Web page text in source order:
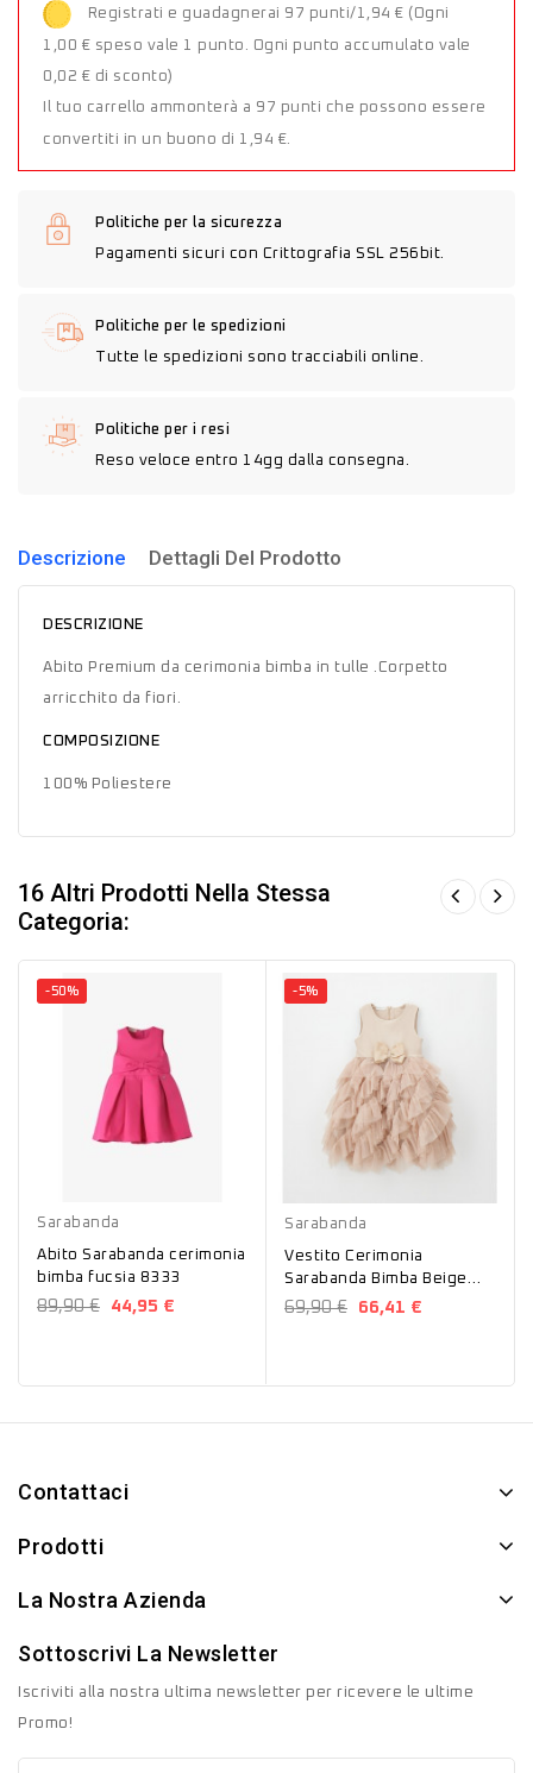
Registrati e guadagnerai 97 punti/1,94 € (Ogni
1,00 € speso vale 1 punto. Ogni punto accumulato vale
0,02 € di sconto)
Il tuo carrello ammonterà a 97 punti che possono essere
convertiti in un buono di 1,94 €.
Politiche per la sicurezza
Pagamenti sicuri con Crittografia SSL 256bit.
Politiche per le spedizioni
Tutte le spedizioni sono tracciabili online.
Politiche per i resi
Reso veloce entro 14gg dalla consegna.
Descrizione Dettagli Del Prodotto
DESCRIZIONE
Abito Premium da cerimonia bimba in tulle .Corpetto
arricchito da fiori.
COMPOSIZIONE
100% Poliestere
16 Altri Prodotti Nella Stessa
Categoria:
-50%
Sarabanda
Abito Sarabanda cerimonia
bimba fucsia 8333
89,90 € 44,95 €
-5%
Sarabanda
Vestito Cerimonia
Sarabanda Bimba Beige
G246
69,90 € 66,41 €
Contattaci
Prodotti
La Nostra Azienda
Sottoscrivi La Newsletter
Iscriviti alla nostra ultima newsletter per ricevere le ultime
Promo!